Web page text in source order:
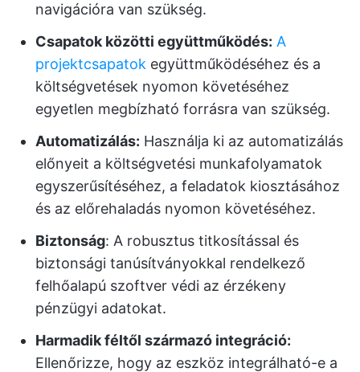
navigációra van szükség.
Csapatok közötti együttműködés: A
projektcsapatok együttműködéséhez és a
költségvetések nyomon követéséhez
egyetlen megbízható forrásra van szükség.
Automatizálás: Használja ki az automatizálás
előnyeit a költségvetési munkafolyamatok
egyszerűsítéséhez, a feladatok kiosztásához
és az előrehaladás nyomon követéséhez.
Biztonság: A robusztus titkosítással és
biztonsági tanúsítványokkal rendelkező
felhőalapú szoftver védi az érzékeny
pénzügyi adatokat.
Harmadik féltől származó integráció:
Ellenőrizze, hogy az eszköz integrálható-e a